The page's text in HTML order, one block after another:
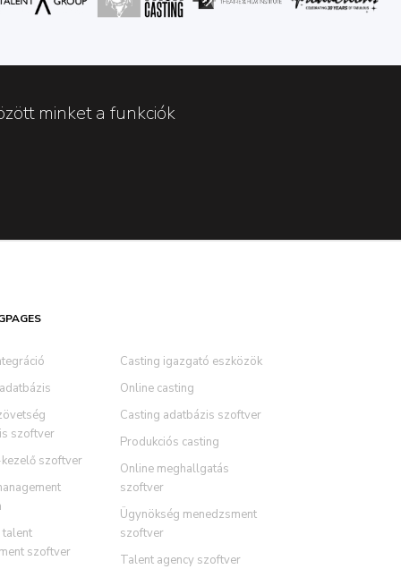
minket a funkciók
szoftver
szoftver
szoftver
Casting igazgató eszközök
Online casting
Casting adatbázis szoftver
Produkciós casting
Online meghallgatás
szoftver
Ügynökség menedzsment
szoftver
Talent agency szoftver